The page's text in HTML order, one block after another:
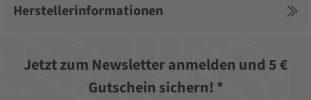
Herstellerinformationen
Jetzt zum Newsletter anmelden und 5 €
Gutschein sichern! *